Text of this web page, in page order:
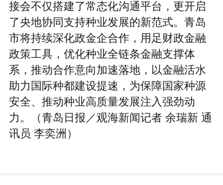
接会不仅搭建了常态化沟通平台，更开启
了央地协同支持种业发展的新范式。青岛
市将持续深化政金企合作，用足财政金融
政策工具，优化种业全链条金融支撑体
系，推动合作意向加速落地，以金融活水
助力国际种都建设提速，为保障国家种源
安全、推动种业高质量发展注入强劲动
力。（青岛日报／观海新闻记者 余瑞新 通
讯员 李奕洲）